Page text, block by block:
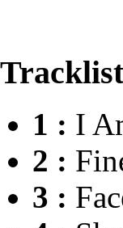
1 : I
2 :
3 :